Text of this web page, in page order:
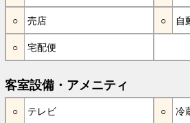
売店 自
宅配便
客室設備・アメニティ
テレビ 冷